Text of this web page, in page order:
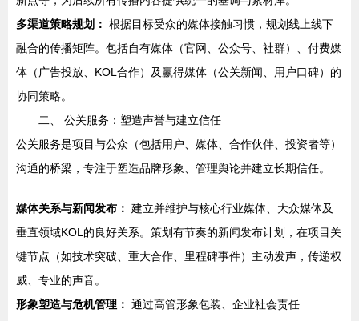
多渠道策略规划： 根据目标受众的媒体接触习惯，规划线上线下
融合的传播矩阵。包括自有媒体（官网、公众号、社群）、付费媒
体（广告投放、KOL合作）及赢得媒体（公关新闻、用户口碑）的
协同策略。
二、 公关服务：塑造声誉与建立信任
公关服务是项目与公众（包括用户、媒体、合作伙伴、投资者等）
沟通的桥梁，专注于塑造品牌形象、管理舆论并建立长期信任。
媒体关系与新闻发布： 建立并维护与核心行业媒体、大众媒体及
垂直领域KOL的良好关系。策划有节奏的新闻发布计划，在项目关
键节点（如技术突破、重大合作、里程碑事件）主动发声，传递权
威、专业的声音。
形象塑造与危机管理： 通过高管形象包装、企业社会责任